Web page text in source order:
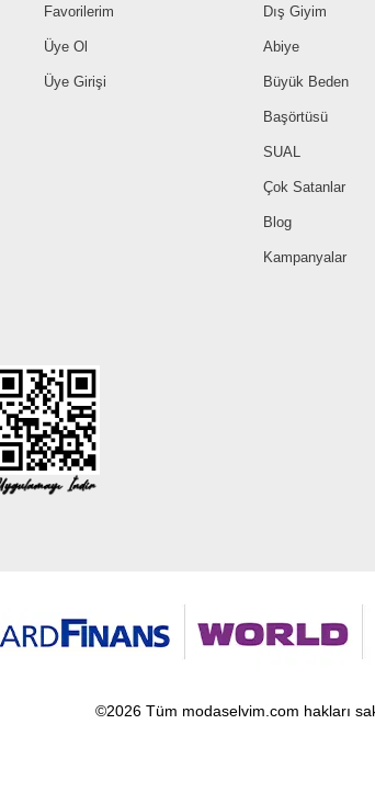
Favorilerim
Üye Ol
Üye Girişi
Dış Giyim
Abiye
Büyük Beden
Başörtüsü
SUAL
Çok Satanlar
Blog
Kampanyalar
©2026 Tüm modaselvim.com hakları